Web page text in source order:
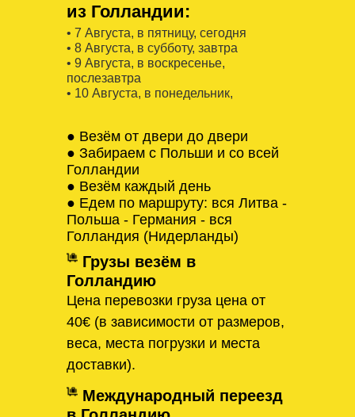
из Голландии:
• 7 Августa, в пятницу, сегодня
• 8 Августa, в субботу, завтра
• 9 Августa, в воскресенье,
послезавтра
• 10 Августa, в понедельник,
● Везём от двери до двери
● Забираем с Польши и со всей
Голландии
● Везём каждый день
● Едем по маршруту: вся Литва -
Польша - Германия - вся
Голландия (Нидерланды)
Грузы везём в
Голландию
Цена перевозки груза цена от
40€ (в зависимости от размеров,
веса, места погрузки и места
доставки).
Международный переезд